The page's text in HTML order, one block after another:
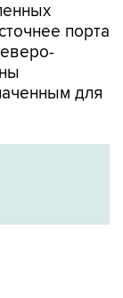
порта
для